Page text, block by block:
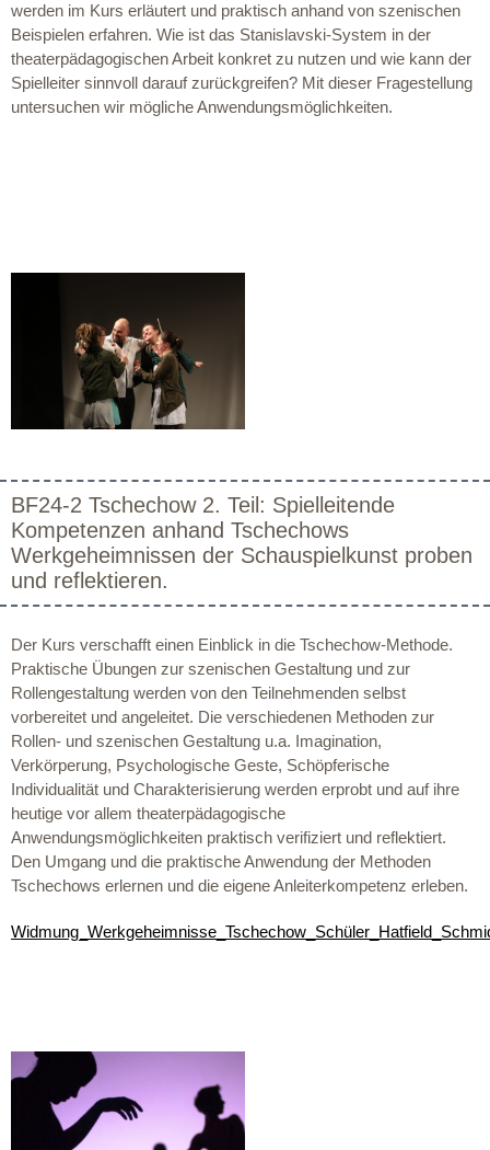
werden im Kurs erläutert und praktisch anhand von szenischen
Beispielen erfahren. Wie ist das Stanislavski-System in der
theaterpädagogischen Arbeit konkret zu nutzen und wie kann der
Spielleiter sinnvoll darauf zurückgreifen? Mit dieser Fragestellung
untersuchen wir mögliche Anwendungsmöglichkeiten.
BF24-2 Tschechow 2. Teil: Spielleitende
Kompetenzen anhand Tschechows
Werkgeheimnissen der Schauspielkunst proben
und reflektieren.
Der Kurs verschafft einen Einblick in die Tschechow-Methode.
Praktische Übungen zur szenischen Gestaltung und zur
Rollengestaltung werden von den Teilnehmenden selbst
vorbereitet und angeleitet. Die verschiedenen Methoden zur
Rollen- und szenischen Gestaltung u.a. Imagination,
Verkörperung, Psychologische Geste, Schöpferische
Individualität und Charakterisierung werden erprobt und auf ihre
heutige vor allem theaterpädagogische
Anwendungsmöglichkeiten praktisch verifiziert und reflektiert.
Den Umgang und die praktische Anwendung der Methoden
Tschechows erlernen und die eigene Anleiterkompetenz erleben.